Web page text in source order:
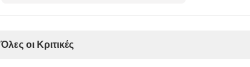
Όλες οι Κριτικές